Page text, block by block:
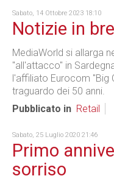
Sabato, 14 Ottobre 2023 18:10
Notizie in
MediaWorld si allarga
"all'attacco" in
l'affiliato Eurocom "Big
traguardo dei 50 anni.
Pubblicato in Retail
Sabato, 25 Luglio 2020 21:46
Primo
sorriso